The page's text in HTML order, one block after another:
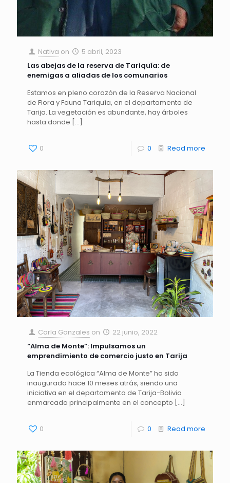
Nativa on
5 abril, 2023
Las abejas de la reserva de Tariquía: de
enemigas a aliadas de los comunarios
Estamos en pleno corazón de la Reserva Nacional
de Flora y Fauna Tariquía, en el departamento de
Tarija. La vegetación es abundante, hay árboles
hasta donde […]
0 0 Read more
Carla Gonzales on
22 junio, 2022
“Alma de Monte”: Impulsamos un
emprendimiento de comercio justo en Tarija
La Tienda ecológica “Alma de Monte” ha sido
inaugurada hace 10 meses atrás, siendo una
iniciativa en el departamento de Tarija-Bolivia
enmarcada principalmente en el concepto […]
0 0 Read more